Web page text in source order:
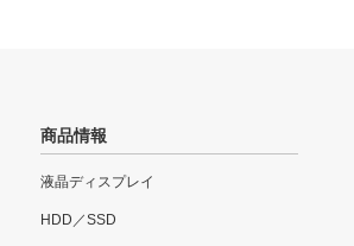
商品情報
液晶ディスプレイ
HDD／SSD